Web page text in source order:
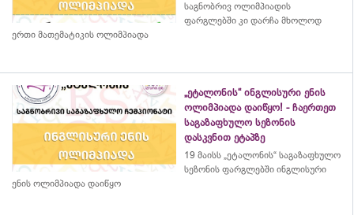
საგნობრივ ოლიმპიადის
ფარგლებში კი დარჩა მხოლოდ
ერთი მათემატიკის ოლიმპიადა
„ეტალონის“ ინგლისური ენის
ოლიმპიადა დაიწყო! - ჩაერთეთ
საგაზაფხულო სეზონის
დასკვნით ეტაპზე
19 მაისს „ეტალონის“ საგაზაფხულო
სეზონის ფარგლებში ინგლისური
ენის ოლიმპიადა დაიწყო